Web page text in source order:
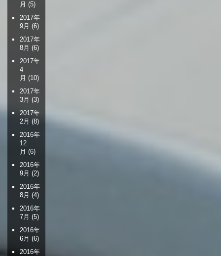
月 (5)
2017年
9月 (6)
2017年
8月 (6)
2017年
4
月 (10)
2017年
3月 (3)
2017年
2月 (8)
2016年
12
月 (6)
2016年
9月 (2)
2016年
8月 (4)
2016年
7月 (5)
2016年
6月 (6)
2016年